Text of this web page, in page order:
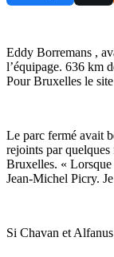
Eddy Borremans ,
l’équipage. 636 km
Pour Bruxelles le
Le parc fermé avait
rejoints par
Bruxelles. « Lorsque
Jean-Michel Picry.
Si Chavan et